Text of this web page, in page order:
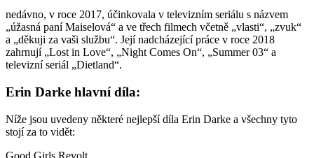
nedávno, v roce 2017, účinkovala v televizním seriálu s názvem
„úžasná paní Maiselová“ a ve třech filmech včetně „vlasti“, „zvuk“
a „děkuji za vaši službu“. Její nadcházející práce v roce 2018
zahrnují „Lost in Love“, „Night Comes On“, „Summer 03“ a
televizní seriál „Dietland“.
Erin Darke hlavní díla:
Níže jsou uvedeny některé nejlepší díla Erin Darke a všechny tyto
stojí za to vidět:
Good Girls Revolt